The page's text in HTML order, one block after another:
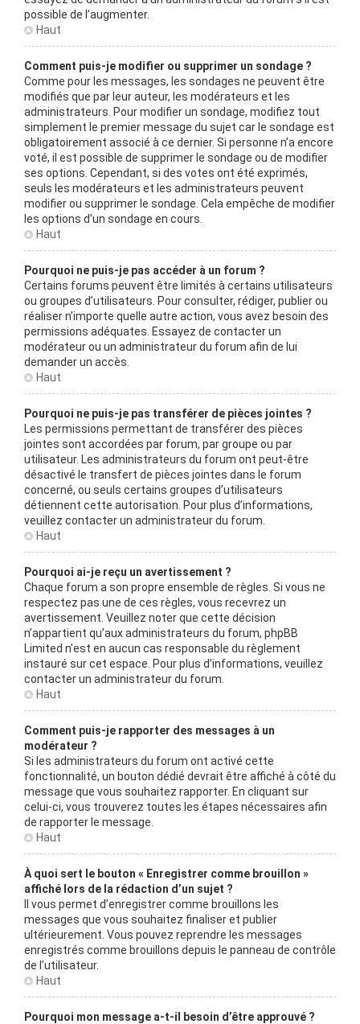
possible de l’augmenter.
Haut
Comment puis-je modifier ou supprimer un sondage ?
Comme pour les messages, les sondages ne peuvent être
modifiés que par leur auteur, les modérateurs et les
administrateurs. Pour modifier un sondage, modifiez tout
simplement le premier message du sujet car le sondage est
obligatoirement associé à ce dernier. Si personne n’a encore
voté, il est possible de supprimer le sondage ou de modifier
ses options. Cependant, si des votes ont été exprimés,
seuls les modérateurs et les administrateurs peuvent
modifier ou supprimer le sondage. Cela empêche de modifier
les options d’un sondage en cours.
Haut
Pourquoi ne puis-je pas accéder à un forum ?
Certains forums peuvent être limités à certains utilisateurs
ou groupes d’utilisateurs. Pour consulter, rédiger, publier ou
réaliser n’importe quelle autre action, vous avez besoin des
permissions adéquates. Essayez de contacter un
modérateur ou un administrateur du forum afin de lui
demander un accès.
Haut
Pourquoi ne puis-je pas transférer de pièces jointes ?
Les permissions permettant de transférer des pièces
jointes sont accordées par forum, par groupe ou par
utilisateur. Les administrateurs du forum ont peut-être
désactivé le transfert de pièces jointes dans le forum
concerné, ou seuls certains groupes d’utilisateurs
détiennent cette autorisation. Pour plus d’informations,
veuillez contacter un administrateur du forum.
Haut
Pourquoi ai-je reçu un avertissement ?
Chaque forum a son propre ensemble de règles. Si vous ne
respectez pas une de ces règles, vous recevrez un
avertissement. Veuillez noter que cette décision
n’appartient qu’aux administrateurs du forum, phpBB
Limited n’est en aucun cas responsable du règlement
instauré sur cet espace. Pour plus d’informations, veuillez
contacter un administrateur du forum.
Haut
Comment puis-je rapporter des messages à un
modérateur ?
Si les administrateurs du forum ont activé cette
fonctionnalité, un bouton dédié devrait être affiché à côté du
message que vous souhaitez rapporter. En cliquant sur
celui-ci, vous trouverez toutes les étapes nécessaires afin
de rapporter le message.
Haut
À quoi sert le bouton « Enregistrer comme brouillon »
affiché lors de la rédaction d’un sujet ?
Il vous permet d’enregistrer comme brouillons les
messages que vous souhaitez finaliser et publier
ultérieurement. Vous pouvez reprendre les messages
enregistrés comme brouillons depuis le panneau de contrôle
de l’utilisateur.
Haut
Pourquoi mon message a-t-il besoin d’être approuvé ?